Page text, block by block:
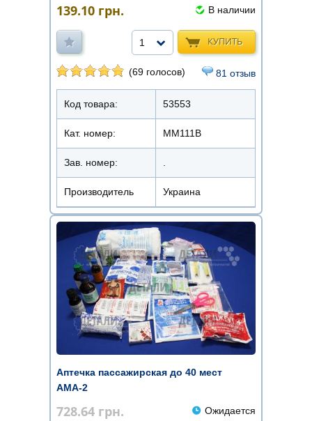
139.10 грн. В наличии
КУПИТЬ
1
(69 голосов) 81 отзыв
Код товара: 53553
Кат. номер: ММ111В
Зав. номер:
Производитель Украина
Аптечка пассажирская до 40 мест
АМА-2
728.64 грн. Ожидается